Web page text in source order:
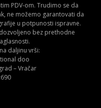
PDV-om. Trudimo se da
ne možemo garantovati da
u potpunosti ispravne.
bez prethodne
daljinu vrši:
doo
– Vračar